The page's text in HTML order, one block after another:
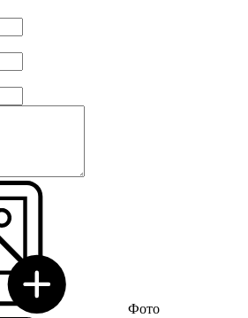
Фото